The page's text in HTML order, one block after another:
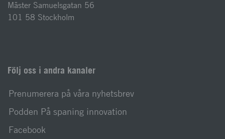
Mäster Samuelsgatan 56
101 58 Stockholm
Följ oss i andra kanaler
Prenumerera på våra nyhetsbrev
Podden På spaning innovation
Facebook